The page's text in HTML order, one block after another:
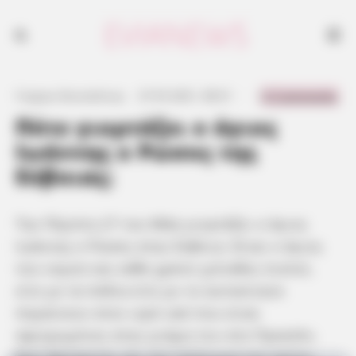
Πότε γιορτάζει ο άγιος
Ιωάννης ο Ρώσος της
Εύβοιας;